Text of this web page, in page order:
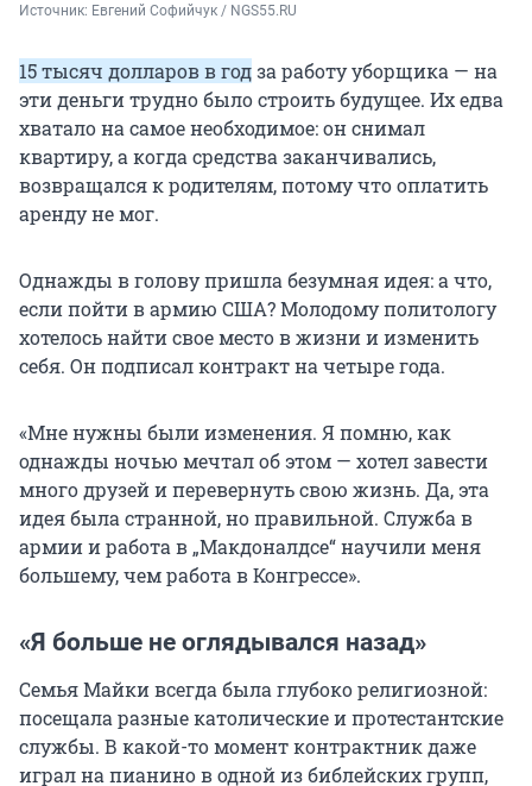
Источник: Евгений Софийчук / NGS55.RU
15 тысяч долларов в годза работу уборщика — на
эти деньги трудно было строить будущее. Их едва
хватало на самое необходимое: он снимал
квартиру, а когда средства заканчивались,
возвращался к родителям, потому что оплатить
аренду не мог.
Однажды в голову пришла безумная идея: а что,
если пойти в армию США? Молодому политологу
хотелось найти свое место в жизни и изменить
себя. Он подписал контракт на четыре года.
«Мне нужны были изменения. Я помню, как
однажды ночью мечтал об этом — хотел завести
много друзей и перевернуть свою жизнь. Да, эта
идея была странной, но правильной. Служба в
армии и работа в „Макдоналдсе“ научили меня
большему, чем работа в Конгрессе».
«Я больше не оглядывался назад»
Семья Майки всегда была глубоко религиозной:
посещала разные католические и протестантские
службы. В какой-то момент контрактник даже
играл на пианино в одной из библейских групп,